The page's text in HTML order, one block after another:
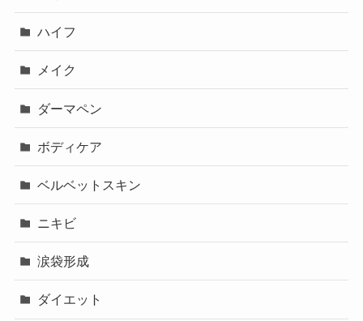
ハイフ
メイク
ダーマペン
ボディケア
ベルベットスキン
ニキビ
涙袋形成
ダイエット